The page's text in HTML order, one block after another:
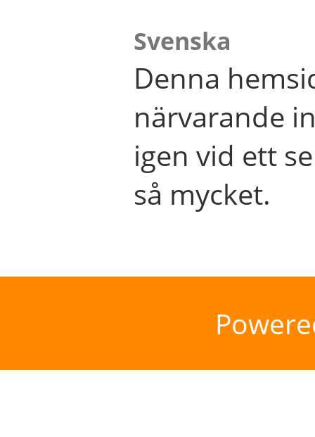
Svenska
Denna
närvarande
igen vid ett
så mycket.